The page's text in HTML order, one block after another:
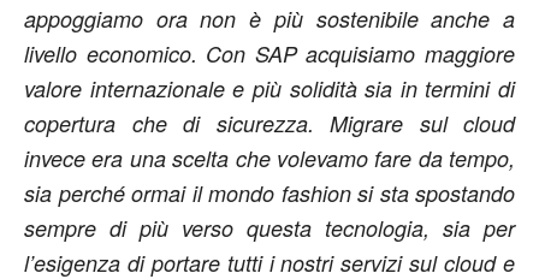
appoggiamo ora non è più sostenibile anche a
livello economico. Con SAP acquisiamo maggiore
valore internazionale e più solidità sia in termini di
copertura che di sicurezza. Migrare sul cloud
invece era una scelta che volevamo fare da tempo,
sia perché ormai il mondo fashion si sta spostando
sempre di più verso questa tecnologia, sia per
l’esigenza di portare tutti i nostri servizi sul cloud e